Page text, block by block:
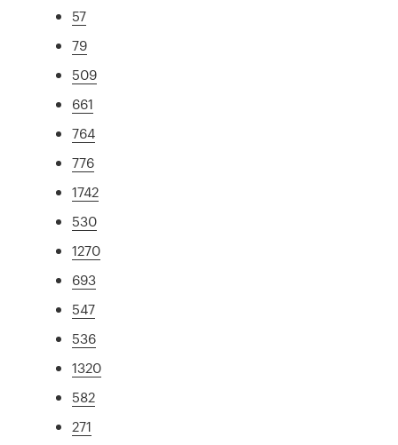
57
79
509
661
764
776
1742
530
1270
693
547
536
1320
582
271